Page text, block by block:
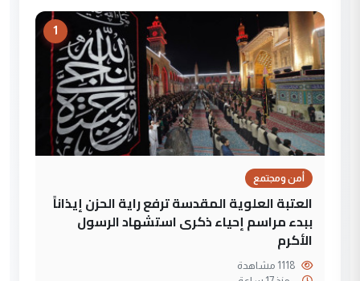
1
أمن ومجتمع
العتبة العلوية المقدسة ترفع راية الحزن إيذاناً
ببدء مراسم إحياء ذكرى استشهاد الرسول
الأكرم